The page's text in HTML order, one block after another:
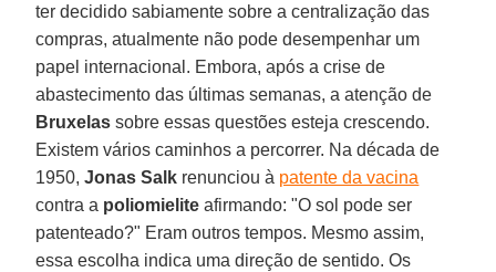
ter decidido sabiamente sobre a centralização das
compras, atualmente não pode desempenhar um
papel internacional. Embora, após a crise de
abastecimento das últimas semanas, a atenção de
Bruxelas sobre essas questões esteja crescendo.
Existem vários caminhos a percorrer. Na década de
1950,Jonas Salk renunciou à patente da vacina
contra a poliomielite afirmando: "O sol pode ser
patenteado?" Eram outros tempos. Mesmo assim,
essa escolha indica uma direção de sentido. Os